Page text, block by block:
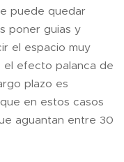
puede quedar
poner guias y
el espacio muy
el efecto palanca de
plazo es
en estos casos
aguantan entre 30